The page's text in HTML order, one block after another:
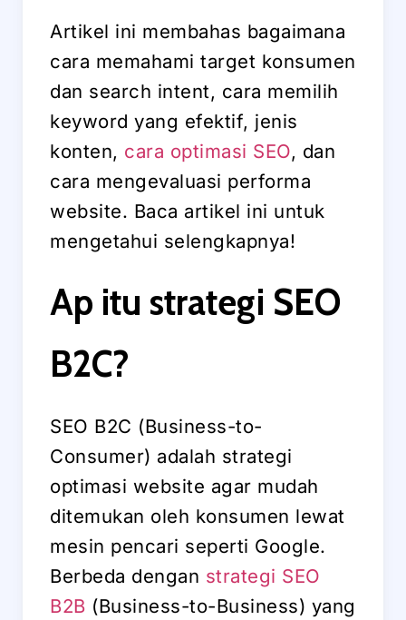
Artikel ini membahas bagaimana
cara memahami target konsumen
dan search intent, cara memilih
keyword yang efektif, jenis
konten, cara optimasi SEO, dan
cara mengevaluasi performa
website. Baca artikel ini untuk
mengetahui selengkapnya!
Ap itu strategi SEO
B2C?
SEO B2C (Business-to-
Consumer) adalah strategi
optimasi website agar mudah
ditemukan oleh konsumen lewat
mesin pencari seperti Google.
Berbeda dengan strategi SEO
B2B (Business-to-Business) yang